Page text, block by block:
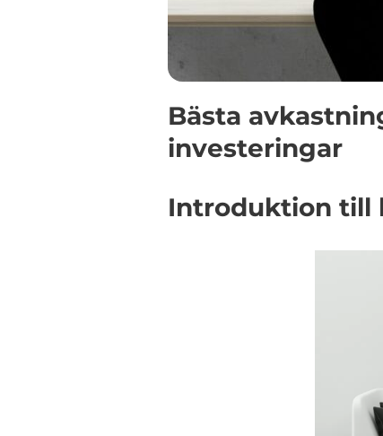
Bästa
investeringar
Introduktion till